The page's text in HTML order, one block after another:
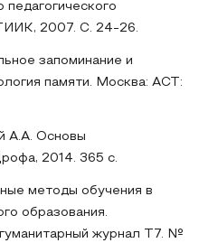
педагогического
2007. С. 24-26.
запоминание и
памяти. Москва: АСТ:
А.А. Основы
2014. 365 с.
методы обучения в
образования.
журнал Т7. №